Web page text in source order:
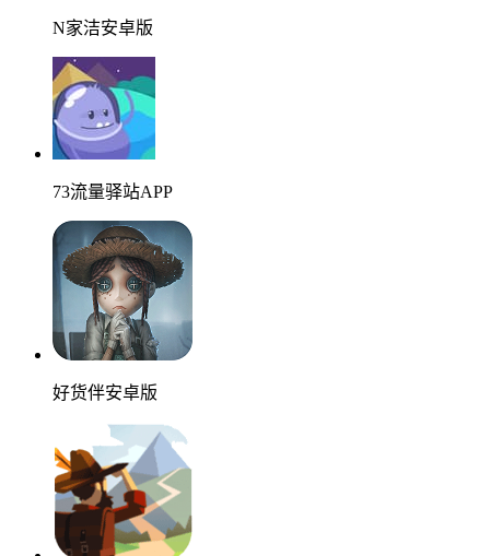
N家洁安卓版
73流量驿站APP
好货伴安卓版